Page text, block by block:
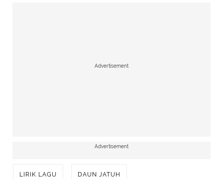
Advertisement
Advertisement
LIRIK LAGU DAUN JATUH